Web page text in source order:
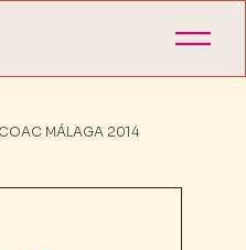
MÁLAGA 2014